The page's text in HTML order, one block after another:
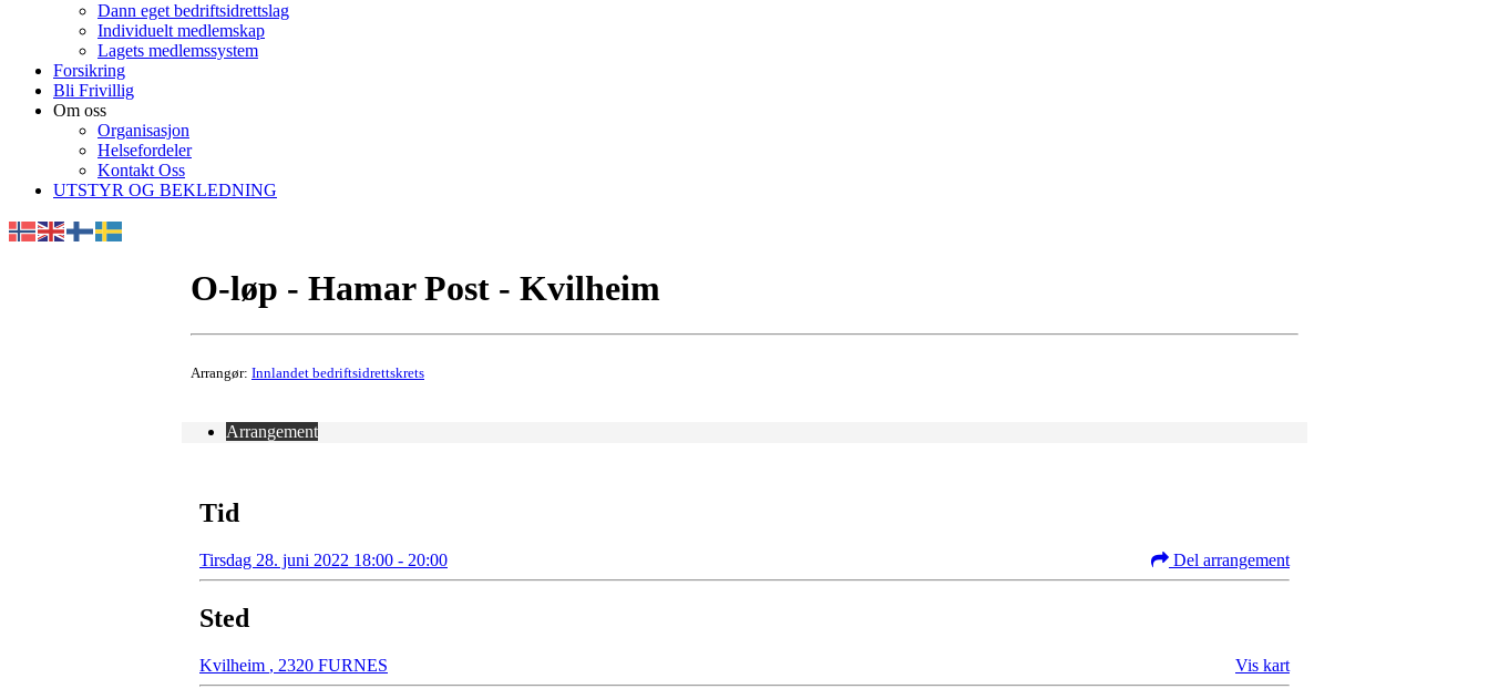
Dann eget bedriftsidrettslag
Individuelt medlemskap
Lagets medlemssystem
Forsikring
Bli Frivillig
Om oss
Organisasjon
Helsefordeler
Kontakt Oss
UTSTYR OG BEKLEDNING
O-løp - Hamar Post - Kvilheim
Arrangør: Innlandet bedriftsidrettskrets
Arrangement
Tid
Tirsdag 28. juni 2022 18:00 - 20:00 Del arrangement
Sted
Kvilheim , 2320 FURNES Vis kart